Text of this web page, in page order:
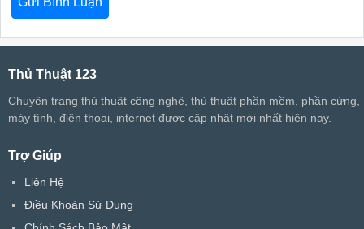
Thủ Thuật 123
Chuyên trang thủ thuật công nghệ, thủ thuật phần mềm, phần cứng,
máy tính, điện thoại, internet được cập nhật mới nhất hiện nay.
Trợ Giúp
Liên Hệ
Điều Khoản Sử Dụng